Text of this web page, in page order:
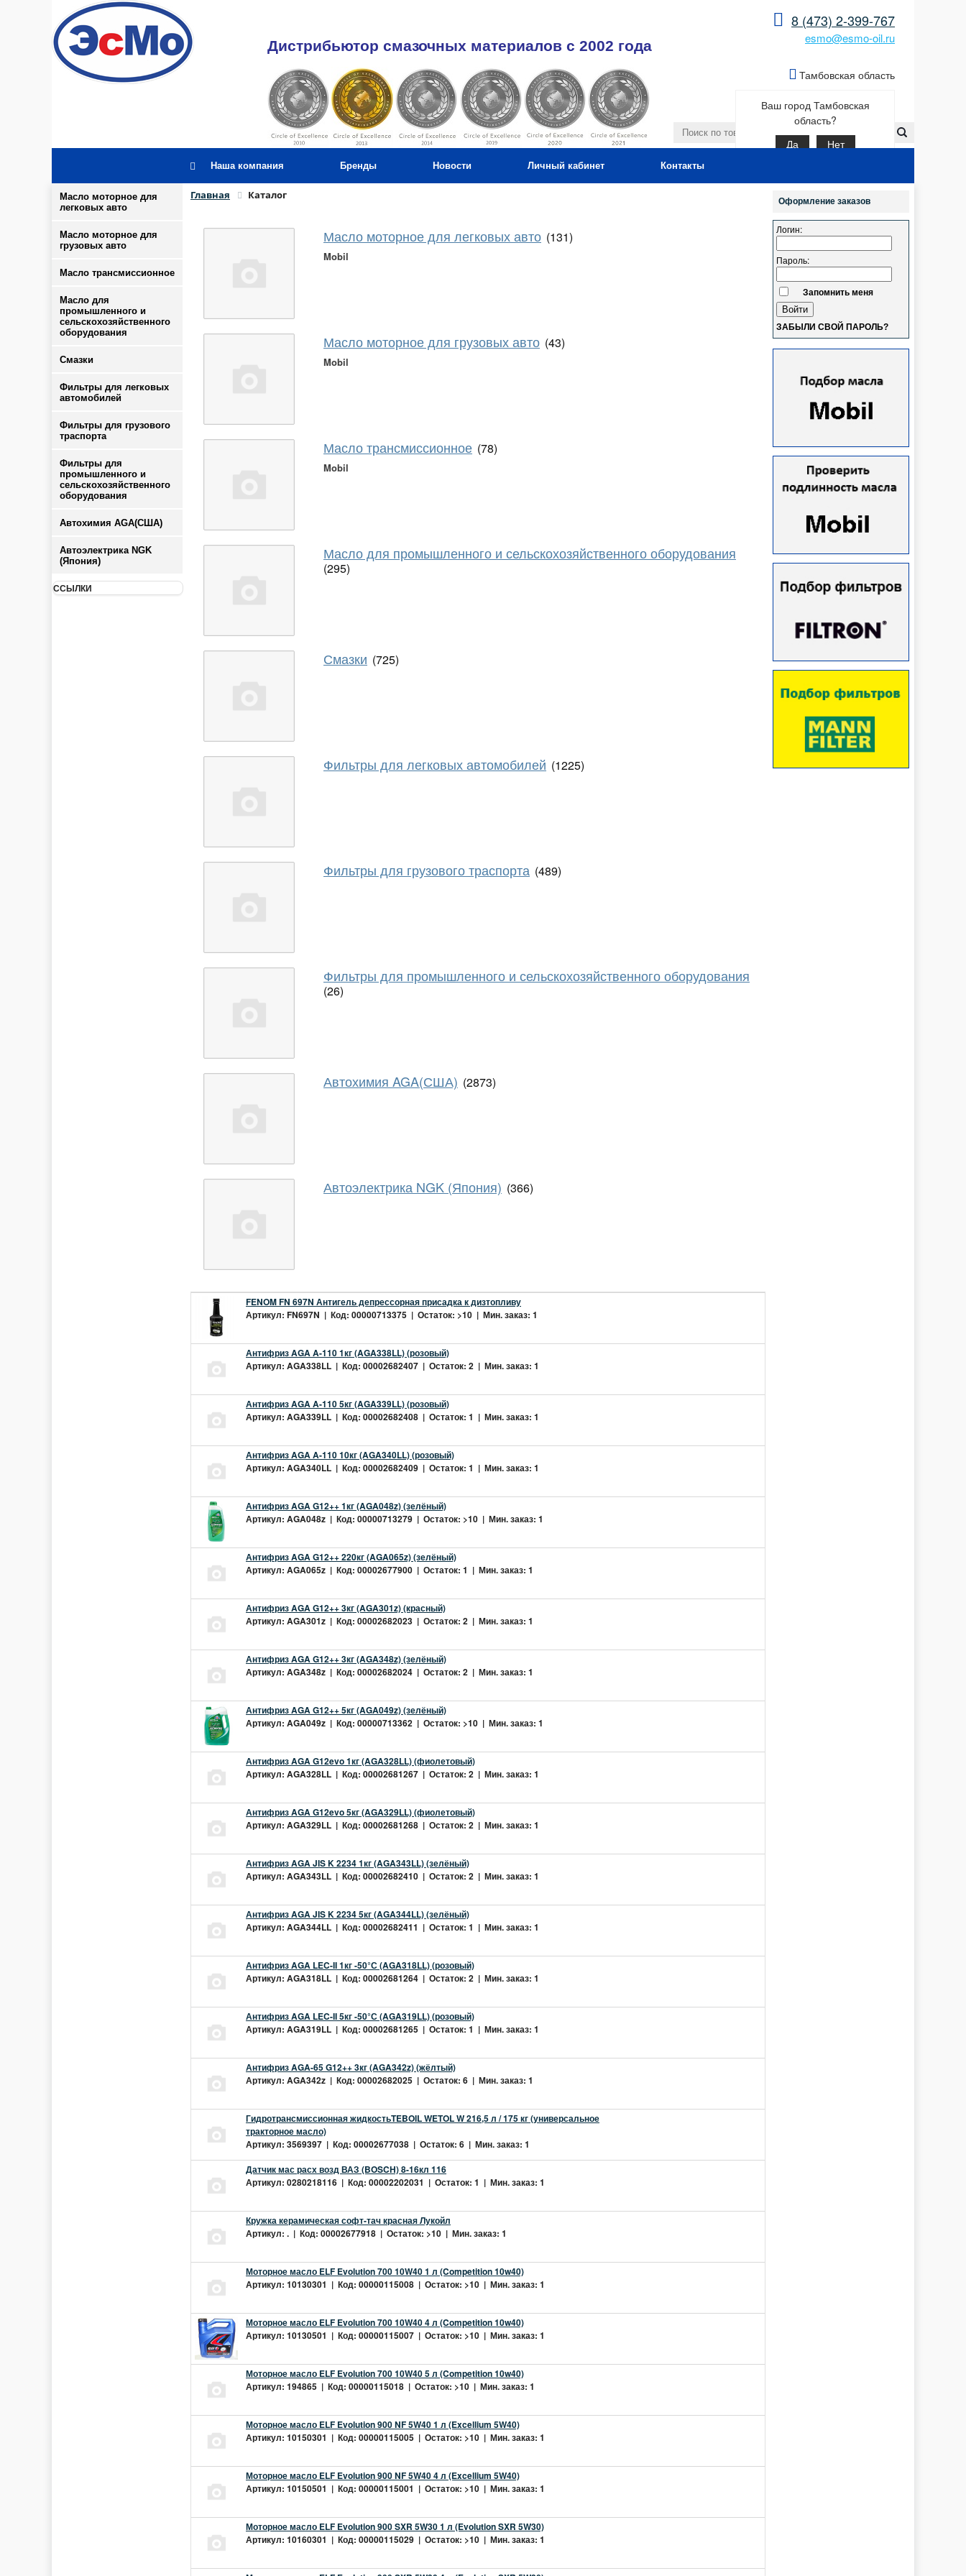
8 (473) 2-399-767
esmo@esmo-oil.ru
Дистрибьютор смазочных материалов c 2002 года
Тамбовская область
Ваш город Тамбовская
область?
Да Нет
Наша компания Бренды Новости Личный кабинет Контакты
Масло моторное для
легковых авто
Масло моторное для
грузовых авто
Масло трансмиссионное
Масло для
промышленного и
сельскохозяйственного
оборудования
Смазки
Фильтры для легковых
автомобилей
Фильтры для грузового
траспорта
Фильтры для
промышленного и
сельскохозяйственного
оборудования
Автохимия AGA(США)
Автоэлектрика NGK
(Япония)
ССЫЛКИ
Главная Каталог
Масло моторное для легковых авто (131)
Mobil
Масло моторное для грузовых авто (43)
Mobil
Масло трансмиссионное (78)
Mobil
Масло для промышленного и сельскохозяйственного оборудования
(295)
Смазки (725)
Фильтры для легковых автомобилей (1225)
Фильтры для грузового траспорта (489)
Фильтры для промышленного и сельскохозяйственного оборудования
(26)
Автохимия AGA(США) (2873)
Автоэлектрика NGK (Япония) (366)
FENOM FN 697N Антигель депрессорная присадка к дизтопливу
Артикул: FN697N | Код: 00000713375 | Остаток: >10 | Мин. заказ: 1
Антифриз AGA A-110 1кг (AGA338LL) (розовый)
Артикул: AGA338LL | Код: 00002682407 | Остаток: 2 | Мин. заказ: 1
Антифриз AGA A-110 5кг (AGA339LL) (розовый)
Артикул: AGA339LL | Код: 00002682408 | Остаток: 1 | Мин. заказ: 1
Антифриз AGA A-110 10кг (AGA340LL) (розовый)
Артикул: AGA340LL | Код: 00002682409 | Остаток: 1 | Мин. заказ: 1
Антифриз AGA G12++ 1кг (AGA048z) (зелёный)
Артикул: AGA048z | Код: 00000713279 | Остаток: >10 | Мин. заказ: 1
Антифриз AGA G12++ 220кг (AGA065z) (зелёный)
Артикул: AGA065z | Код: 00002677900 | Остаток: 1 | Мин. заказ: 1
Антифриз AGA G12++ 3кг (AGA301z) (красный)
Артикул: AGA301z | Код: 00002682023 | Остаток: 2 | Мин. заказ: 1
Антифриз AGA G12++ 3кг (AGA348z) (зелёный)
Артикул: AGA348z | Код: 00002682024 | Остаток: 2 | Мин. заказ: 1
Антифриз AGA G12++ 5кг (AGA049z) (зелёный)
Артикул: AGA049z | Код: 00000713362 | Остаток: >10 | Мин. заказ: 1
Антифриз AGA G12evo 1кг (AGA328LL) (фиолетовый)
Артикул: AGA328LL | Код: 00002681267 | Остаток: 2 | Мин. заказ: 1
Антифриз AGA G12evo 5кг (AGA329LL) (фиолетовый)
Артикул: AGA329LL | Код: 00002681268 | Остаток: 2 | Мин. заказ: 1
Антифриз AGA JIS K 2234 1кг (AGA343LL) (зелёный)
Артикул: AGA343LL | Код: 00002682410 | Остаток: 2 | Мин. заказ: 1
Антифриз AGA JIS K 2234 5кг (AGA344LL) (зелёный)
Артикул: AGA344LL | Код: 00002682411 | Остаток: 1 | Мин. заказ: 1
Антифриз AGA LEC-II 1кг -50°С (AGA318LL) (розовый)
Артикул: AGA318LL | Код: 00002681264 | Остаток: 2 | Мин. заказ: 1
Антифриз AGA LEC-II 5кг -50°С (AGA319LL) (розовый)
Артикул: AGA319LL | Код: 00002681265 | Остаток: 1 | Мин. заказ: 1
Антифриз AGA-65 G12++ 3кг (AGA342z) (жёлтый)
Артикул: AGA342z | Код: 00002682025 | Остаток: 6 | Мин. заказ: 1
Гидротрансмиссионная жидкостьTEBOIL WETOL W 216,5 л / 175 кг (универсальное
тракторное масло)
Артикул: 3569397 | Код: 00002677038 | Остаток: 6 | Мин. заказ: 1
Датчик мас расх возд ВАЗ (BOSCH) 8-16кл 116
Артикул: 0280218116 | Код: 00002202031 | Остаток: 1 | Мин. заказ: 1
Кружка керамическая софт-тач красная Лукойл
Артикул: . | Код: 00002677918 | Остаток: >10 | Мин. заказ: 1
Моторное масло ELF Evolution 700 10W40 1 л (Competition 10w40)
Артикул: 10130301 | Код: 00000115008 | Остаток: >10 | Мин. заказ: 1
Моторное масло ELF Evolution 700 10W40 4 л (Competition 10w40)
Артикул: 10130501 | Код: 00000115007 | Остаток: >10 | Мин. заказ: 1
Моторное масло ELF Evolution 700 10W40 5 л (Competition 10w40)
Артикул: 194865 | Код: 00000115018 | Остаток: >10 | Мин. заказ: 1
Моторное масло ELF Evolution 900 NF 5W40 1 л (Excellium 5W40)
Артикул: 10150301 | Код: 00000115005 | Остаток: >10 | Мин. заказ: 1
Моторное масло ELF Evolution 900 NF 5W40 4 л (Excellium 5W40)
Артикул: 10150501 | Код: 00000115001 | Остаток: >10 | Мин. заказ: 1
Моторное масло ELF Evolution 900 SXR 5W30 1 л (Evolution SXR 5W30)
Артикул: 10160301 | Код: 00000115029 | Остаток: >10 | Мин. заказ: 1
Оформление заказов
Логин:
Пароль:
Запомнить меня
ЗАБЫЛИ СВОЙ ПАРОЛЬ?